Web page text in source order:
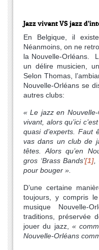
Jazz vivant VS jazz
En Belgique, il
Néanmoins, on ne
la Nouvelle-Orléans.
un délire musicien,
Selon Thomas,
Nouvelle-Orléans se
autres clubs:
« Le jazz en
vivant, alors qu’ici
quasi d’experts. Faut
vas dans un club de
têtes. Alors qu’en
gros ‘Brass Bands’[1]
pour bouger ».
D’une certaine
toujours, y compris
musique Nouvelle-
traditions, préservée
jouer du jazz,
«
Nouvelle-Orléans